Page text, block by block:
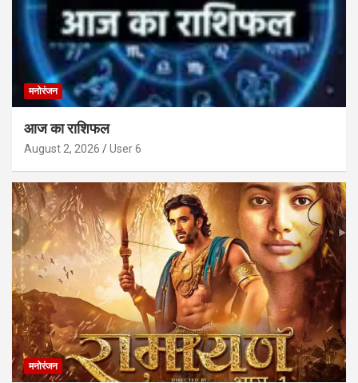
मनोरंजन
आज का राशिफल
August 2, 2026 User 6
मनोरंजन